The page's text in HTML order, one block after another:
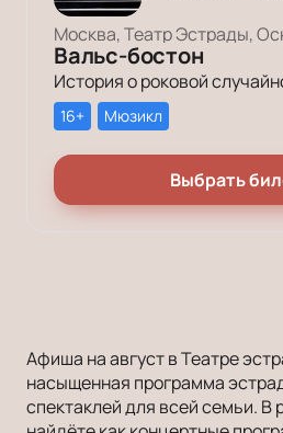
Москва, Театр Эстрады,
Вальс-бостон
16+ Мюзикл
Выбрать
Афиша на август в Театре
насыщенная программа
спектаклей для всей семьи. В